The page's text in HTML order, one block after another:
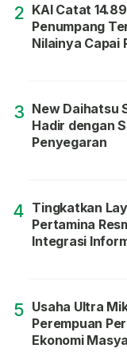
2 KAI Catat
Penumpang
Nilainya Capai
3 New Daihatsu
Hadir dengan
Penyegaran
4 Tingkatkan
Pertamina
Integrasi
5 Usaha Ultra
Perempuan
Ekonomi